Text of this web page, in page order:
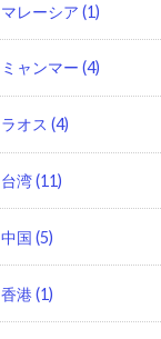
マレーシア (1)
ミャンマー (4)
ラオス (4)
台湾(11)
中国 (5)
香港(1)